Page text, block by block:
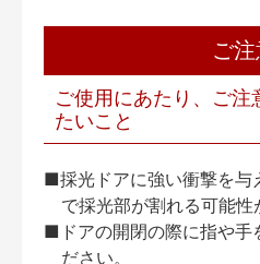
ご
ご使用にあたり、ご注
たいこと
■採光ドアに強い衝撃を与
で採光部が割れる可能性
■ドアの開閉の際に指や手
ださい。